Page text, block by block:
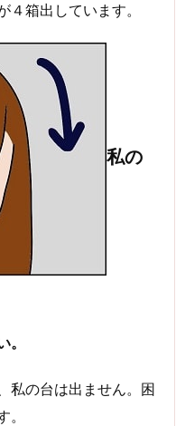
箱出しています。
私の
私の台は出ません。困
。